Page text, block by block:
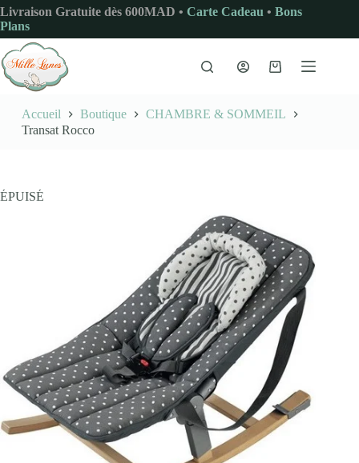
Passer
au
contenu
Livraison Gratuite dès 600MAD • Carte Cadeau • Bons
Plans
Panier
Accueil Boutique
CHAMBRE & SOMMEIL
Transat Rocco
ÉPUISÉ